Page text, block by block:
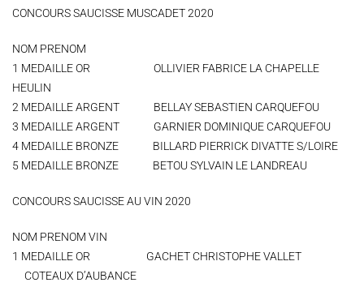
CONCOURS SAUCISSE MUSCADET 2020
NOM PRENOM
1 MEDAILLE OR OLLIVIER FABRICE LA CHAPELLE
HEULIN
2 MEDAILLE ARGENT BELLAY SEBASTIEN CARQUEFOU
3 MEDAILLE ARGENT GARNIER DOMINIQUE CARQUEFOU
4 MEDAILLE BRONZE BILLARD PIERRICK DIVATTE S/LOIRE
5 MEDAILLE BRONZE BETOU SYLVAIN LE LANDREAU
CONCOURS SAUCISSE AU VIN 2020
NOM PRENOM VIN
1 MEDAILLE OR GACHET CHRISTOPHE VALLET
COTEAUX D’AUBANCE